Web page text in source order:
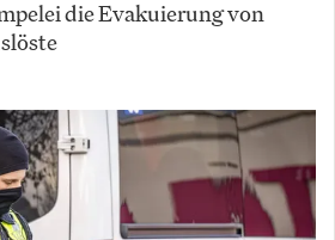
die Evakuierung von